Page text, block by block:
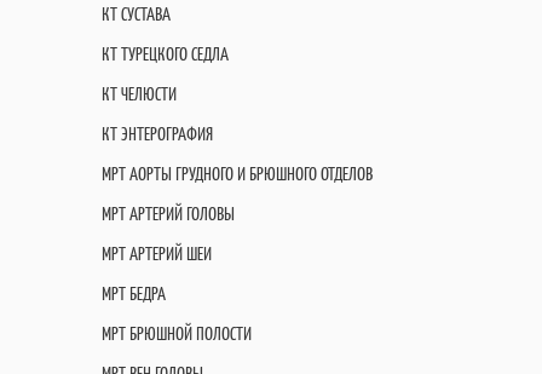
КТ СУСТАВА
КТ ТУРЕЦКОГО СЕДЛА
КТ ЧЕЛЮСТИ
КТ ЭНТЕРОГРАФИЯ
МРТ АОРТЫ ГРУДНОГО И БРЮШНОГО ОТДЕЛОВ
МРТ АРТЕРИЙ ГОЛОВЫ
МРТ АРТЕРИЙ ШЕИ
МРТ БЕДРА
МРТ БРЮШНОЙ ПОЛОСТИ